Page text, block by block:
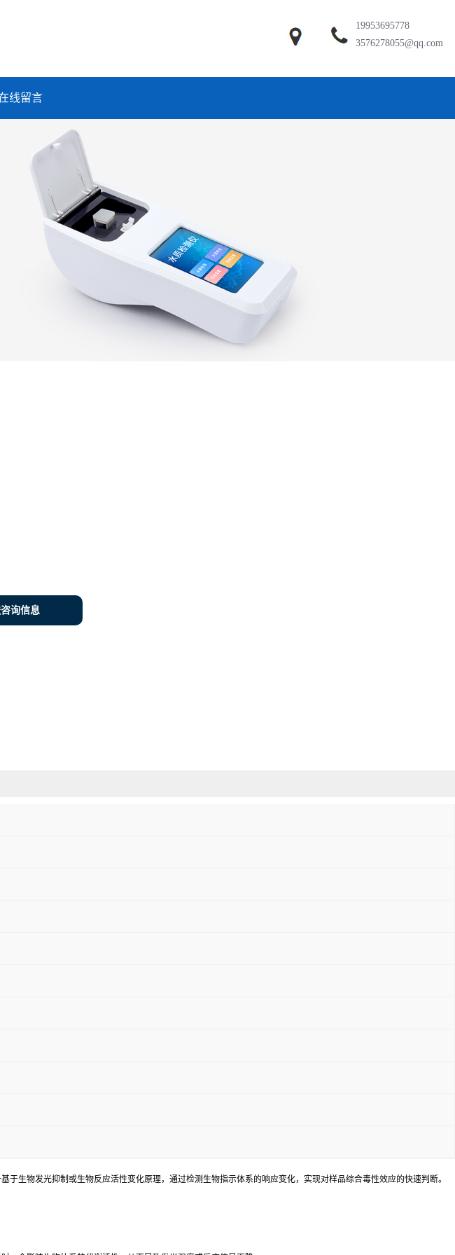
19953695778
3576278055@qq.com
线留言
询信息
生物发光抑制或生物反应活性变化原理，通过检测生物指示体系的响应变化，实现对样品综合毒性效应的快速判断。